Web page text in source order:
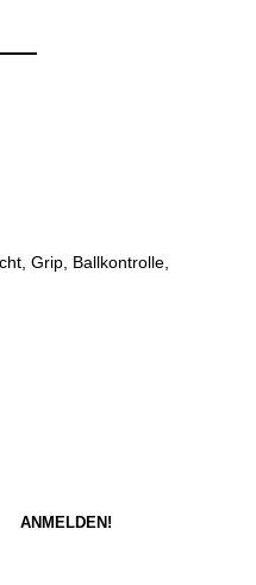
Grip, Ballkontrolle,